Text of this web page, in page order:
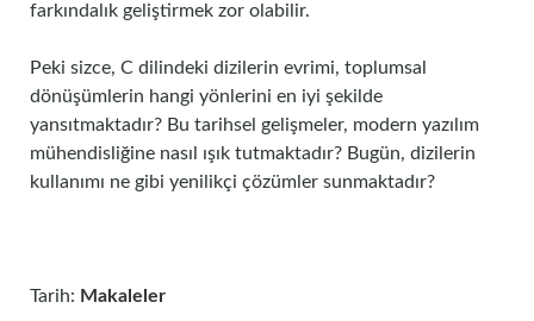
farkındalık geliştirmek zor olabilir.
Peki sizce, C dilindeki dizilerin evrimi, toplumsal
dönüşümlerin hangi yönlerini en iyi şekilde
yansıtmaktadır? Bu tarihsel gelişmeler, modern yazılım
mühendisliğine nasıl ışık tutmaktadır? Bugün, dizilerin
kullanımı ne gibi yenilikçi çözümler sunmaktadır?
Tarih: Makaleler